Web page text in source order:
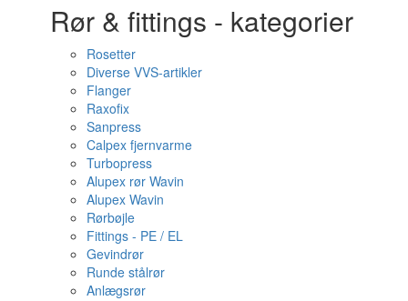
Rør & fittings - kategorier
Rosetter
Diverse VVS-artikler
Flanger
Raxofix
Sanpress
Calpex fjernvarme
Turbopress
Alupex rør Wavin
Alupex Wavin
Rørbøjle
Fittings - PE / EL
Gevindrør
Runde stålrør
Anlægsrør